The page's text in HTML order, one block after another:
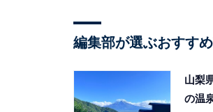
編集部が選ぶおすす
山梨
の温